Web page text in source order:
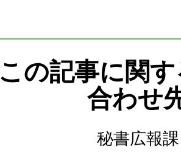
この記事に関
合わせ
秘書広報課